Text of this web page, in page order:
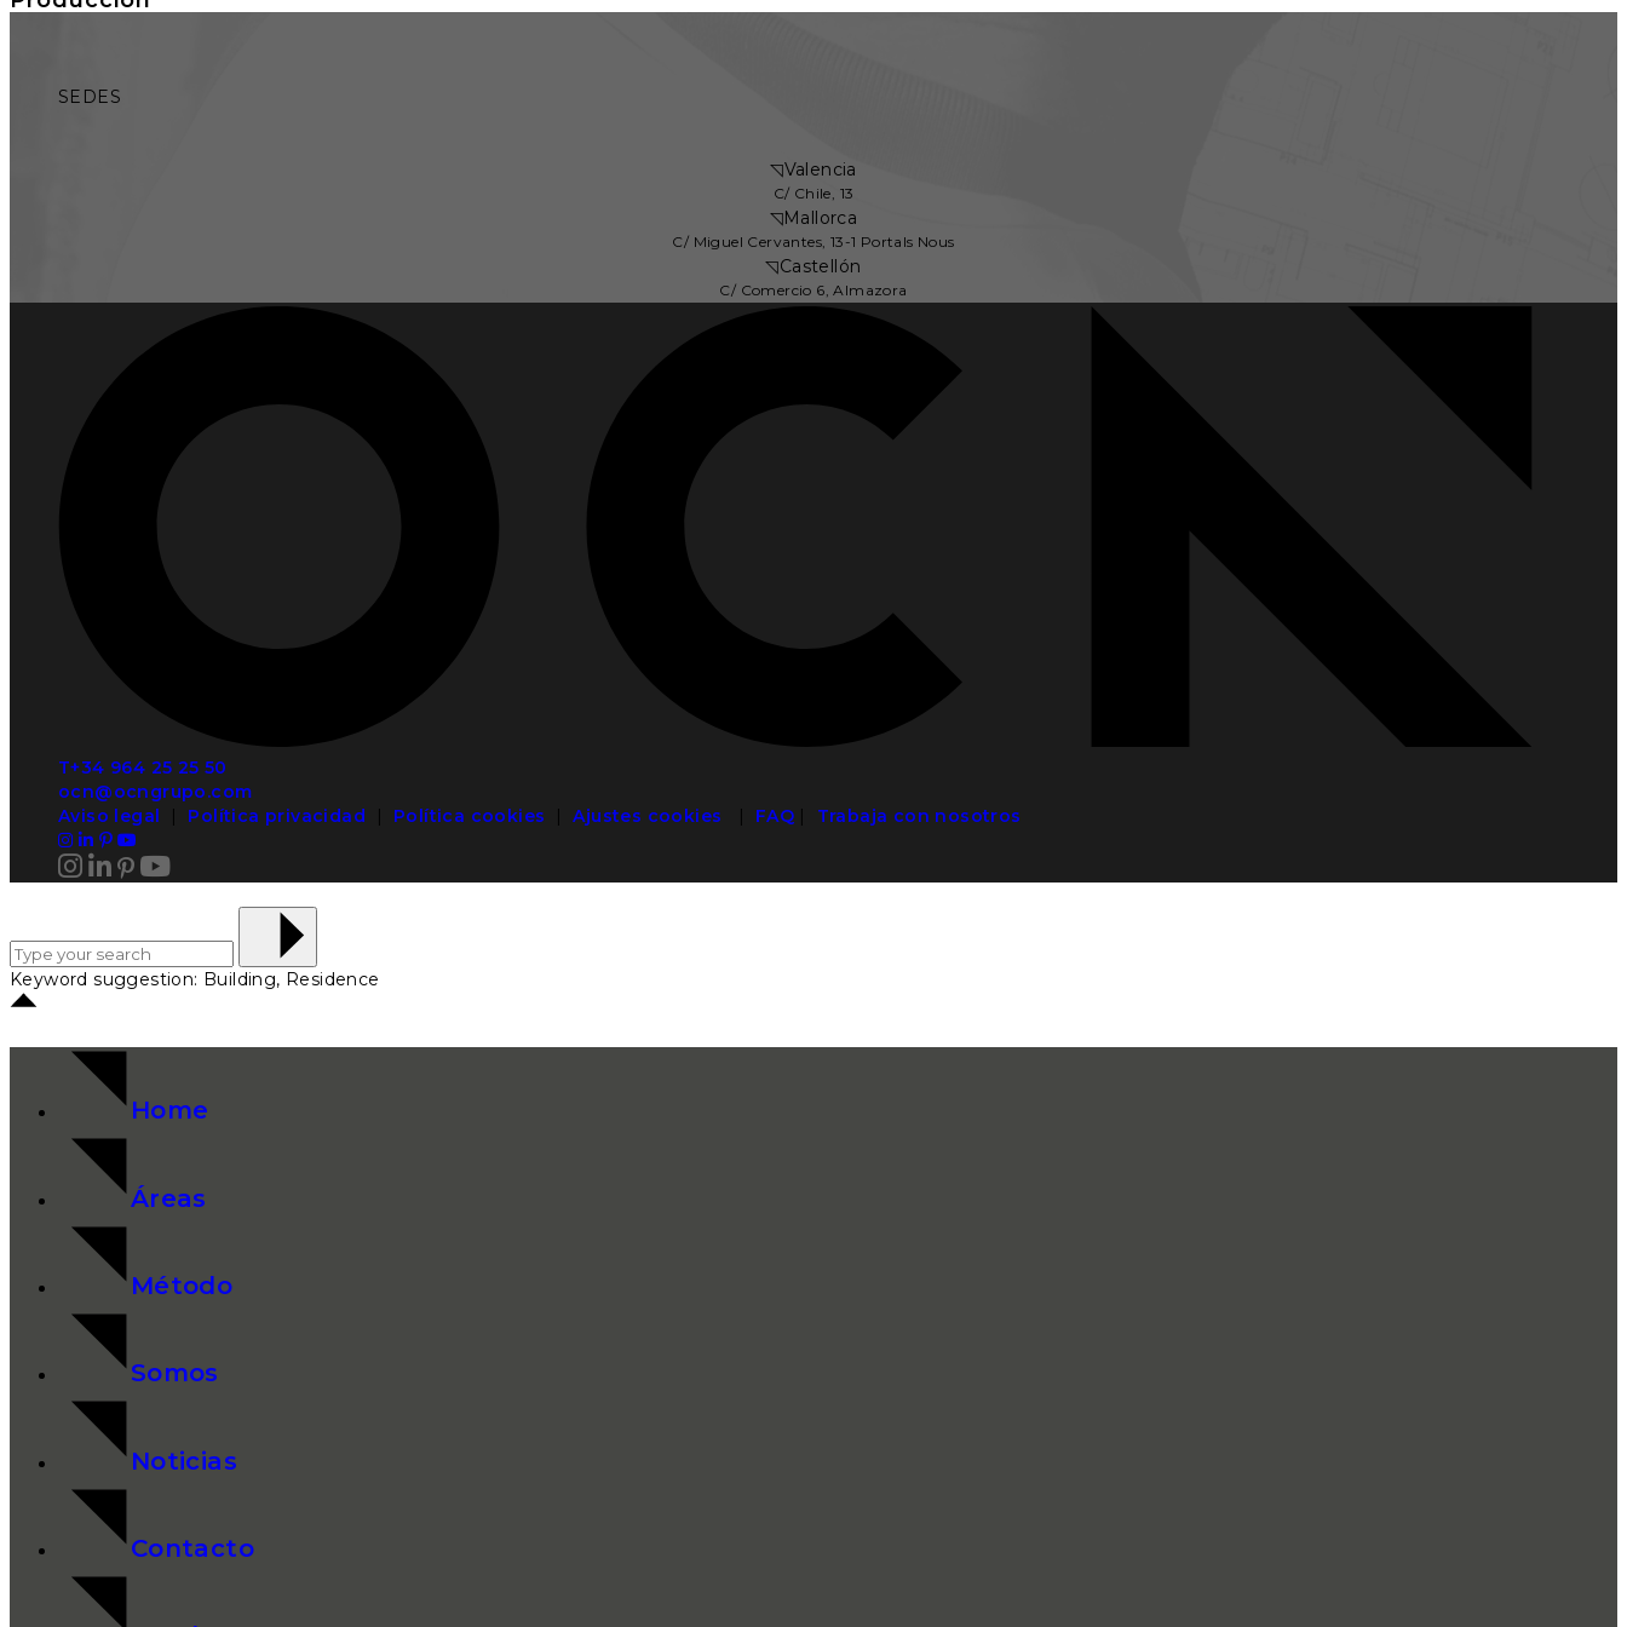
SEDES
◹Valencia
C/ Chile, 13
◹Mallorca
C/ Miguel Cervantes, 13-1 Portals Nous
◹Castellón
C/ Comercio 6, Almazora
T+34 964 25 25 50
ocn@ocngrupo.com
Aviso legal | Política privacidad | Política cookies |Ajustes cookies | FAQ | Trabaja con nosotros
Keyword suggestion: Building, Residence
Home
Áreas
Método
Somos
Noticias
Contacto